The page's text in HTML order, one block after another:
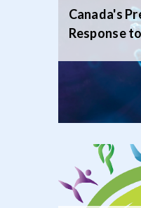
Canada's
Response